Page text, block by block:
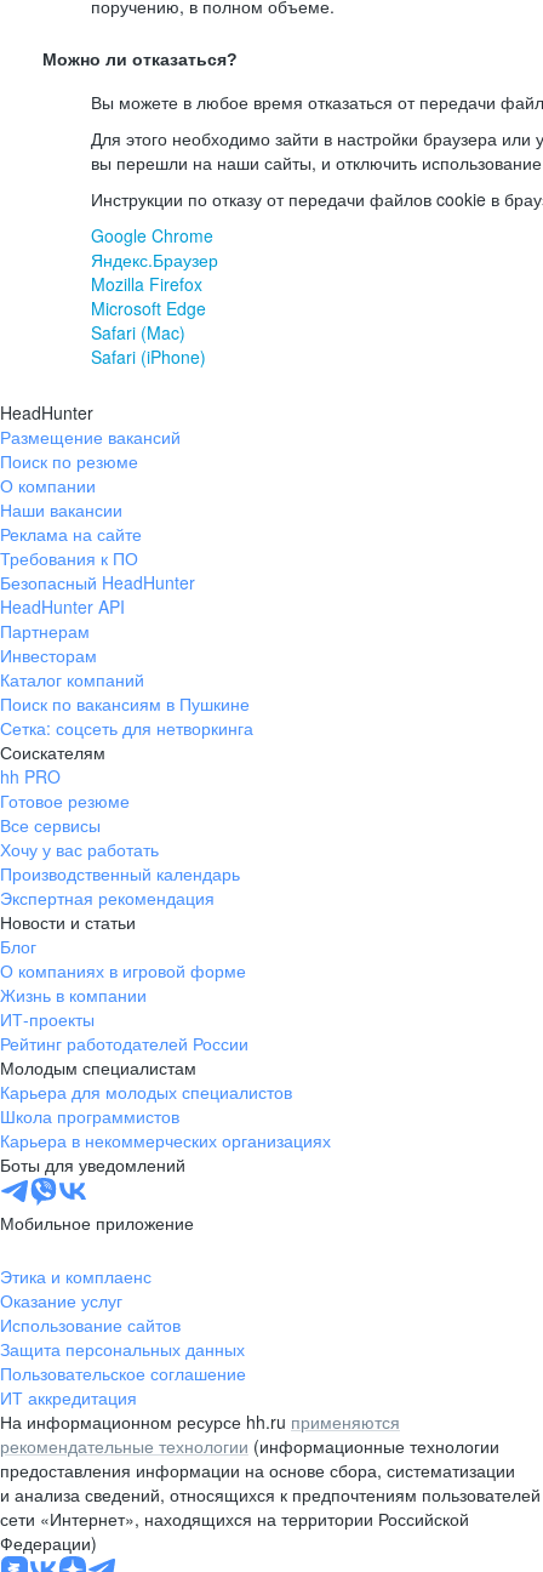
поручению, в полном объеме.
Можно ли отказаться?
Вы можете в любое время отказаться от передачи
Для этого необходимо зайти в настройки браузера или
вы перешли на наши сайты, и отключить
Инструкции по отказу от передачи файлов cookie в
Google Chrome
Яндекс.Браузер
Mozilla Firefox
Microsoft Edge
Safari (Mac)
Safari (iPhone)
HeadHunter
Размещение вакансий
Поиск по резюме
О компании
Наши вакансии
Реклама на сайте
Требования к ПО
Безопасный HeadHunter
HeadHunter API
Партнерам
Инвесторам
Каталог компаний
Поиск по вакансиям в Пушкине
Сетка: соцсеть для нетворкинга
Соискателям
hh PRO
Готовое резюме
Все сервисы
Хочу у вас работать
Производственный календарь
Экспертная рекомендация
Новости и статьи
Блог
О компаниях в игровой форме
Жизнь в компании
ИТ-проекты
Рейтинг работодателей России
Молодым специалистам
Карьера для молодых специалистов
Школа программистов
Карьера в некоммерческих организациях
Боты для уведомлений
Мобильное приложение
Этика и комплаенс
Оказание услуг
Использование сайтов
Защита персональных данных
Пользовательское соглашение
ИТ аккредитация
На информационном ресурсе hh.ru применяются
рекомендательные технологии (информационные технологии
предоставления информации на основе сбора, систематизации
и анализа сведений, относящихся к предпочтениям пользователей
сети «Интернет», находящихся на территории Российской
Федерации)